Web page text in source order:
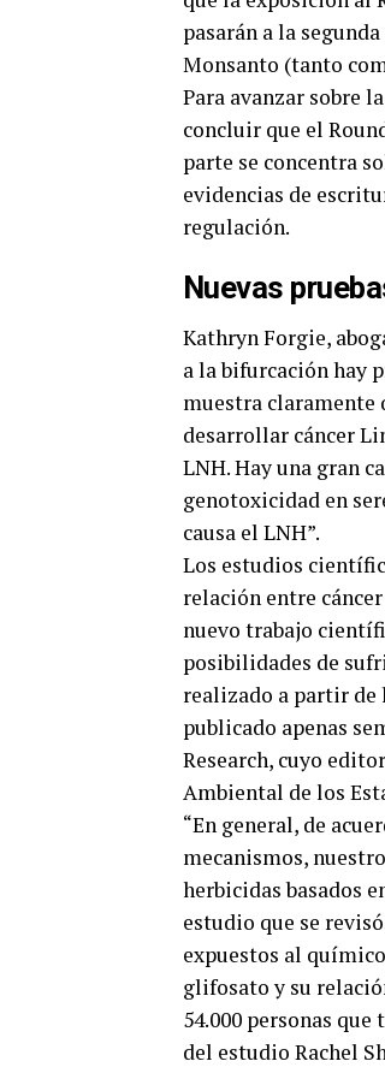
pasarán a la
Monsanto (tanto
Para avanzar sobre
concluir que el
parte se concentra
evidencias de
regulación.
Nuevas
Kathryn Forgie,
a la bifurcación hay
muestra claramente
desarrollar cáncer
LNH. Hay una gran
genotoxicidad en
causa el LNH”.
Los estudios
relación entre
nuevo trabajo
posibilidades de
realizado a partir
publicado apenas
Research, cuyo
Ambiental de los
“En general, de
mecanismos,
herbicidas basados
estudio que se
expuestos al
glifosato y su
54.000 personas
del estudio Rachel